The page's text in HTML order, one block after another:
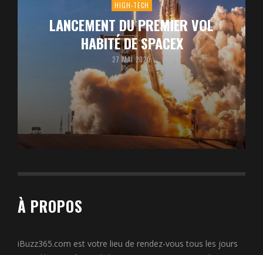
HIGH-TECH
LANCEMENT DU PREMIER VOL
HABITÉ DE SPACEX
27 MAI 2020
À PROPOS
iBuzz365.com est votre lieu de rendez-vous tous les jours